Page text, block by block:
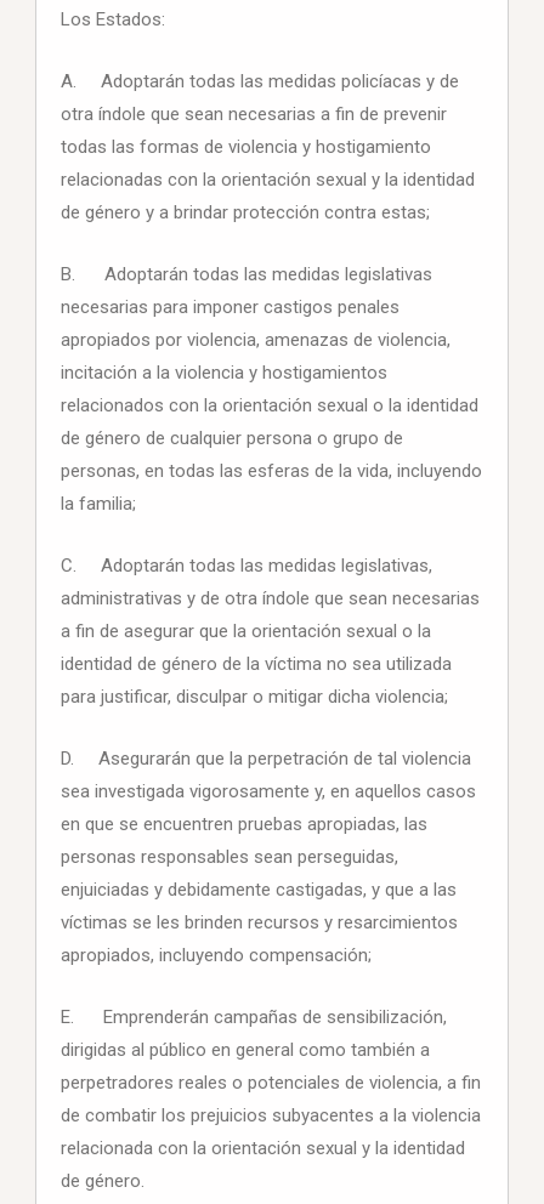
Los Estados:
A. Adoptarán todas las medidas policíacas y de
otra índole que sean necesarias a fin de prevenir
todas las formas de violencia y hostigamiento
relacionadas con la orientación sexual y la identidad
de género y a brindar protección contra estas;
B. Adoptarán todas las medidas legislativas
necesarias para imponer castigos penales
apropiados por violencia, amenazas de violencia,
incitación a la violencia y hostigamientos
relacionados con la orientación sexual o la identidad
de género de cualquier persona o grupo de
personas, en todas las esferas de la vida, incluyendo
la familia;
C. Adoptarán todas las medidas legislativas,
administrativas y de otra índole que sean necesarias
a fin de asegurar que la orientación sexual o la
identidad de género de la víctima no sea utilizada
para justificar, disculpar o mitigar dicha violencia;
D. Asegurarán que la perpetración de tal violencia
sea investigada vigorosamente y, en aquellos casos
en que se encuentren pruebas apropiadas, las
personas responsables sean perseguidas,
enjuiciadas y debidamente castigadas, y que a las
víctimas se les brinden recursos y resarcimientos
apropiados, incluyendo compensación;
E. Emprenderán campañas de sensibilización,
dirigidas al público en general como también a
perpetradores reales o potenciales de violencia, a fin
de combatir los prejuicios subyacentes a la violencia
relacionada con la orientación sexual y la identidad
de género.